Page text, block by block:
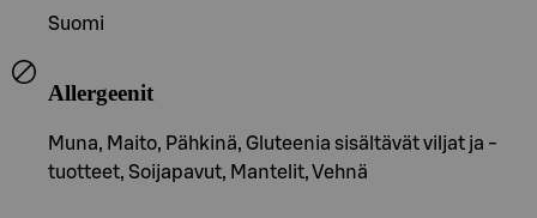
Suomi
Allergeenit
Muna, Maito, Pähkinä, Gluteenia sisältävät viljat ja -
tuotteet, Soijapavut, Mantelit, Vehnä